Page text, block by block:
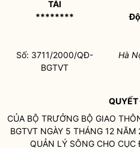
TẢI
********
Số: 3711/2000/QĐ-
BGTVT
Hà
CỦA BỘ TRƯỞNG BỘ GIAO
BGTVT NGÀY 5 THÁNG 12
QUẢN LÝ SÔNG CHO